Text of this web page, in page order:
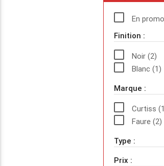
En
Finition :
Noir (2)
Blanc (1)
Marque :
Curtiss
Faure (2)
Type :
Prix :